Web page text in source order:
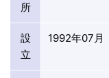
所
設
立
1992年07月